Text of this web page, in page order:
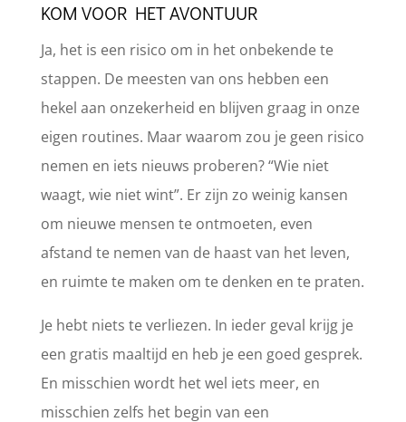
KOM VOOR HET AVONTUUR
Ja, het is een risico om in het onbekende te
stappen. De meesten van ons hebben een
hekel aan onzekerheid en blijven graag in onze
eigen routines. Maar waarom zou je geen risico
nemen en iets nieuws proberen? “Wie niet
waagt, wie niet wint”. Er zijn zo weinig kansen
om nieuwe mensen te ontmoeten, even
afstand te nemen van de haast van het leven,
en ruimte te maken om te denken en te praten.
Je hebt niets te verliezen. In ieder geval krijg je
een gratis maaltijd en heb je een goed gesprek.
En misschien wordt het wel iets meer, en
misschien zelfs het begin van een